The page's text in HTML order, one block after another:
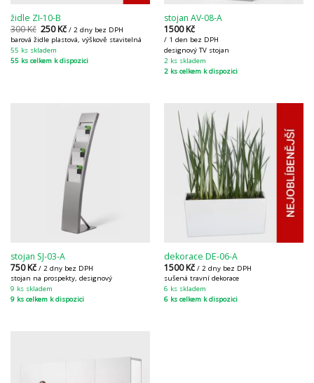
židle ZI-10-B
300Kč 250Kč / 2 dny bez DPH
barová židle plastová, výškově stavitelná
55 ks skladem
55 ks celkem k dispozici
stojan AV-08-A
1500Kč
/ 1 den bez DPH
designový TV stojan
2 ks skladem
2 ks celkem k dispozici
stojan SJ-03-A
750Kč / 2 dny bez DPH
stojan na prospekty, designový
9 ks skladem
9 ks celkem k dispozici
dekorace DE-06-A
1500Kč / 2 dny bez DPH
sušená travní dekorace
6 ks skladem
6 ks celkem k dispozici